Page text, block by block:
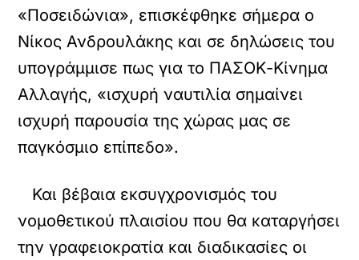
«Ποσειδώνια», επισκέφθηκε σήμερα ο
Νίκος Ανδρουλάκης και σε δηλώσεις του
υπογράμμισε πως για το ΠΑΣΟΚ-Κίνημα
Αλλαγής, «ισχυρή ναυτιλία σημαίνει
ισχυρή παρουσία της χώρας μας σε
παγκόσμιο επίπεδο».
Και βέβαια εκσυγχρονισμός του
νομοθετικού πλαισίου που θα καταργήσει
την γραφειοκρατία και διαδικασίες οι